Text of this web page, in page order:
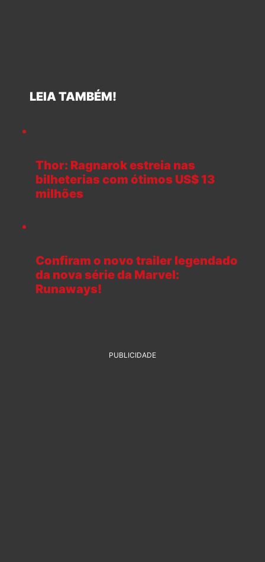
LEIA TAMBÉM!
Thor: Ragnarok estreia nas
bilheterias com ótimos US$ 13
milhões
Confiram o novo trailer legendado
da nova série da Marvel:
Runaways!
PUBLICIDADE